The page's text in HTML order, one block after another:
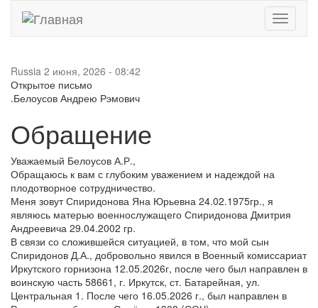
Toggle
Russia 2 июня, 2026 - 08:42
Открытое письмо
.Белоусов Андрею Рэмович
Обращение
Уважаемый Белоусов А.Р.,
Обращаюсь к вам с глубоким уважением и надеждой на
плодотворное сотрудничество.
Меня зовут Спиридонова Яна Юрьевна 24.02.1975гр., я
являюсь матерью военнослужащего Спиридонова Дмитрия
Андреевича 29.04.2002 гр.
В связи со сложившейся ситуацией, в том, что мой сын
Спиридонов Д.А., добровольно явился в Военный комиссариат
Иркутского горнизона 12.05.2026г, после чего был направлен в
воинскую часть 58661, г. Иркутск, ст. Батарейная, ул.
Центральная 1. После чего 16.05.2026 г., был направлен в